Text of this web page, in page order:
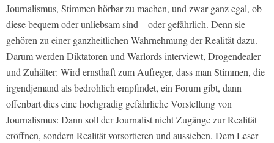
Journalismus, Stimmen hörbar zu machen, und zwar ganz egal, ob
diese bequem oder unliebsam sind – oder gefährlich. Denn sie
gehören zu einer ganzheitlichen Wahrnehmung der Realität dazu.
Darum werden Diktatoren und Warlords interviewt, Drogendealer
und Zuhälter: Wird ernsthaft zum Aufreger, dass man Stimmen, die
irgendjemand als bedrohlich empfindet, ein Forum gibt, dann
offenbart dies eine hochgradig gefährliche Vorstellung von
Journalismus: Dann soll der Journalist nicht Zugänge zur Realität
eröffnen, sondern Realität vorsortieren und aussieben. Dem Leser